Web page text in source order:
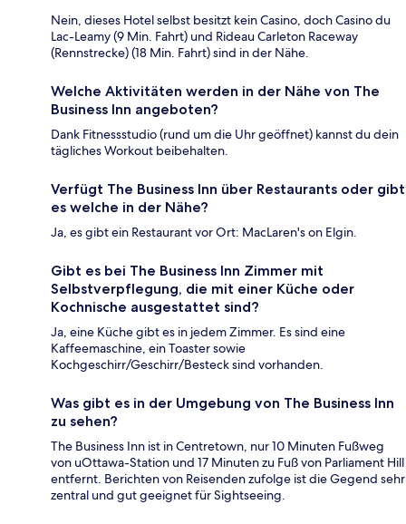
Nein, dieses Hotel selbst besitzt kein Casino, doch Casino du
Lac-Leamy (9 Min. Fahrt) und Rideau Carleton Raceway
(Rennstrecke) (18 Min. Fahrt) sind in der Nähe.
Welche Aktivitäten werden in der Nähe von The
Business Inn angeboten?
Dank Fitnessstudio (rund um die Uhr geöffnet) kannst du dein
tägliches Workout beibehalten.
Verfügt The Business Inn über Restaurants oder gibt
es welche in der Nähe?
Ja, es gibt ein Restaurant vor Ort: MacLaren's on Elgin.
Gibt es bei The Business Inn Zimmer mit
Selbstverpflegung, die mit einer Küche oder
Kochnische ausgestattet sind?
Ja, eine Küche gibt es in jedem Zimmer. Es sind eine
Kaffeemaschine, ein Toaster sowie
Kochgeschirr/Geschirr/Besteck sind vorhanden.
Was gibt es in der Umgebung von The Business Inn
zu sehen?
The Business Inn ist in Centretown, nur 10 Minuten Fußweg
von uOttawa-Station und 17 Minuten zu Fuß von Parliament Hill
entfernt. Berichten von Reisenden zufolge ist die Gegend sehr
zentral und gut geeignet für Sightseeing.